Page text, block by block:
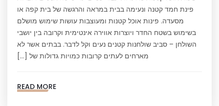
פינת חמד קטנה ונעימה בבית במראה והרגשה של בית קפה או
מסעדה. פינות אוכל קטנות ומעוצבות עושות שימוש מושלם
בשימוש בשטח החדר ויוצרות אווירה אינטימית וקרובה בין יושבי
השולחן – סביב שולחנות קטנים נעים וקל לדבר. בבתים אשר לא
מארחים לעתים קרובות כמויות גדולות של […]
READ MORE